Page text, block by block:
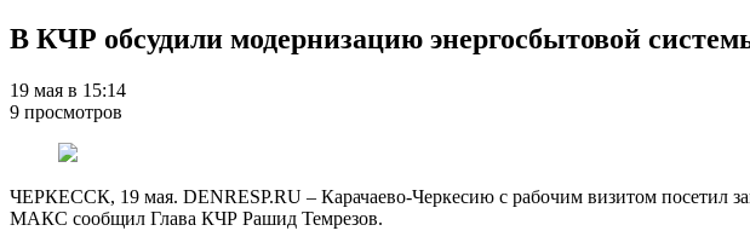
В КЧР обсудили модернизацию энергосбытовой
19 мая в 15:14
9 просмотров
ЧЕРКЕССК, 19 мая. DENRESP.RU – Карачаево-Черкесию с рабочим визитом посетил
МАКС сообщил Глава КЧР Рашид Темрезов.